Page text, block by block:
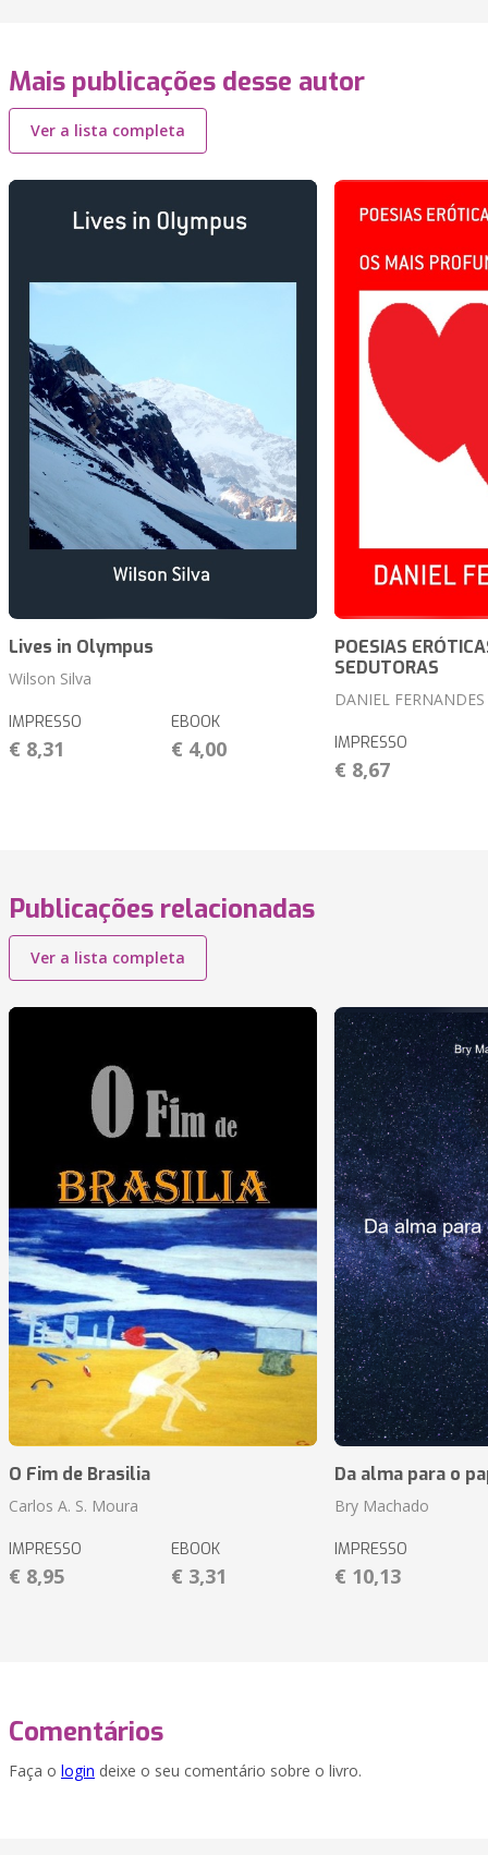
Mais publicações desse autor
Ver a lista completa
Lives in Olympus
Wilson Silva
IMPRESSO
€ 8,31
EBOOK
€ 4,00
POESIAS
SEDUTORAS
DANIEL FERNANDES
IMPRESSO
€ 8,67
Publicações relacionadas
Ver a lista completa
O Fim de Brasilia
Carlos A. S. Moura
IMPRESSO
€ 8,95
EBOOK
€ 3,31
Da alma para o
Bry Machado
IMPRESSO
€ 10,13
Comentários
Faça o login deixe o seu comentário sobre o livro.